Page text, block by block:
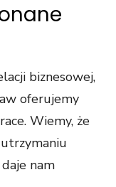
biznesowej,
oferujemy
Wiemy, że
nam